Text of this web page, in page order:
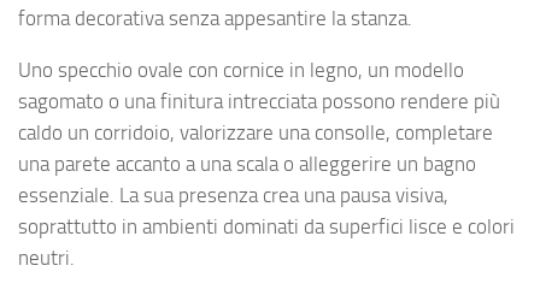
forma decorativa senza appesantire la stanza.
Uno specchio ovale con cornice in legno, un modello
sagomato o una finitura intrecciata possono rendere più
caldo un corridoio, valorizzare una consolle, completare
una parete accanto a una scala o alleggerire un bagno
essenziale. La sua presenza crea una pausa visiva,
soprattutto in ambienti dominati da superfici lisce e colori
neutri.